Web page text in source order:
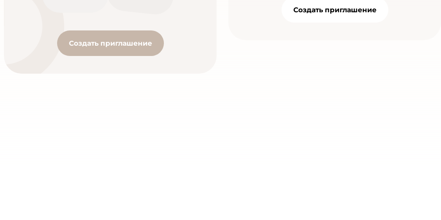
Создать приглашение
Создать приглашение